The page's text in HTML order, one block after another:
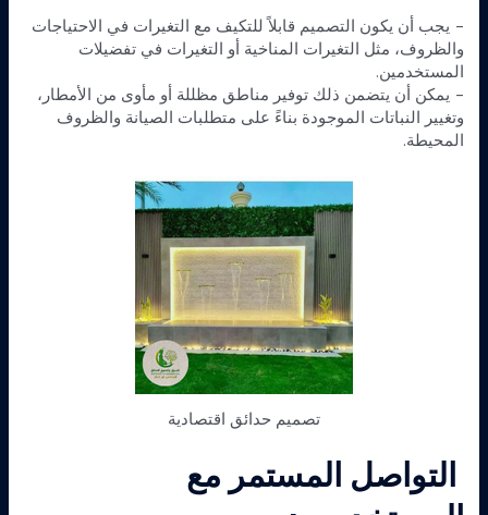
– يجب أن يكون التصميم قابلاً للتكيف مع التغيرات في الاحتياجات
والظروف، مثل التغيرات المناخية أو التغيرات في تفضيلات
المستخدمين.
– يمكن أن يتضمن ذلك توفير مناطق مظللة أو مأوى من الأمطار،
وتغيير النباتات الموجودة بناءً على متطلبات الصيانة والظروف
المحيطة.
تصميم حدائق اقتصادية
التواصل المستمر مع